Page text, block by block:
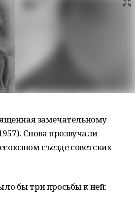
замечательному
Снова прозвучали
съезде советских
бы три просьбы к ней: